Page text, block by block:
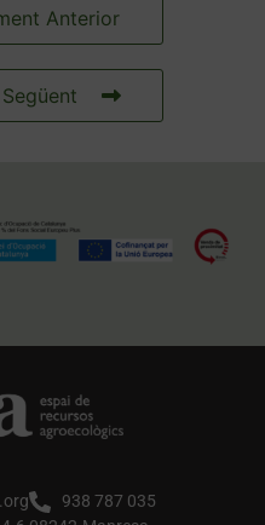
Anterior
938 787 035